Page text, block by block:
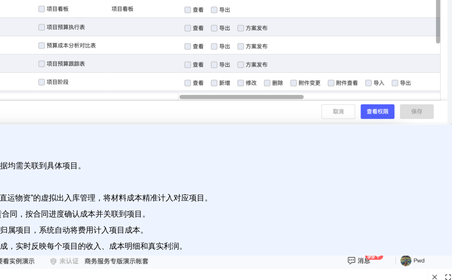
均需关联到具体项目。
物资”的虚拟出入库管理，将材料成本精准计入对应项目。
同，按合同进度确认成本并关联到项目。
属项目，系统自动将费用计入项目成本。
实时反映每个项目的收入、成本明细和真实利润。